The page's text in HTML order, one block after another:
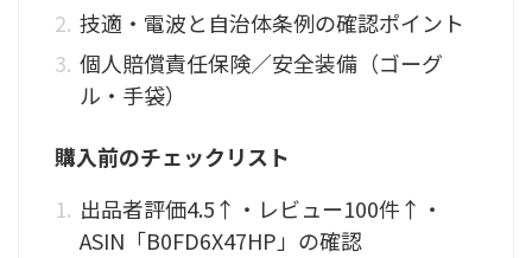
技適・電波と自治体条例の確認ポイント
個人賠償責任保険／安全装備（ゴーグ
ル・手袋）
購入前のチェックリスト
出品者評価4.5↑・レビュー100件↑・
ASIN「B0FD6X47HP」の確認